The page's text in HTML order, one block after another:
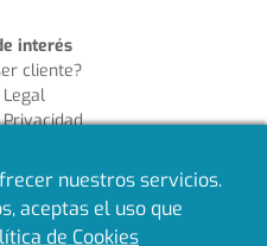
interés
cliente?
Calidad
en redes
nuestros servicios.
aceptas el uso que
de Cookies